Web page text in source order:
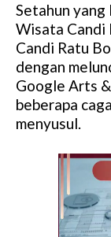
Setahun
Wisata Candi
Candi Ratu
dengan
Google Arts
beberapa
menyusul.